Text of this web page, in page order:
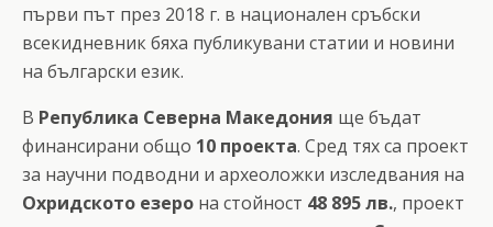
първи път през 2018 г. в национален сръбски
всекидневник бяха публикувани статии и новини
на български език.
В Република Северна Македония ще бъдат
финансирани общо 10 проекта. Сред тях са проект
за научни подводни и археоложки изследвания на
Охридското езеро на стойност 48 895 лв., проект